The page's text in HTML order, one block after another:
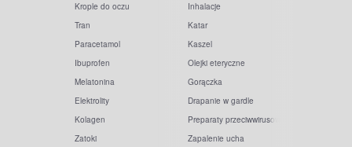
Krople do oczu
Tran
Paracetamol
Ibuprofen
Melatonina
Elektrolity
Kolagen
Zatoki
Inhalacje
Katar
Kaszel
Olejki eteryczne
Gorączka
Drapanie w gardle
Preparaty przeciwwirusowe
Zapalenie ucha